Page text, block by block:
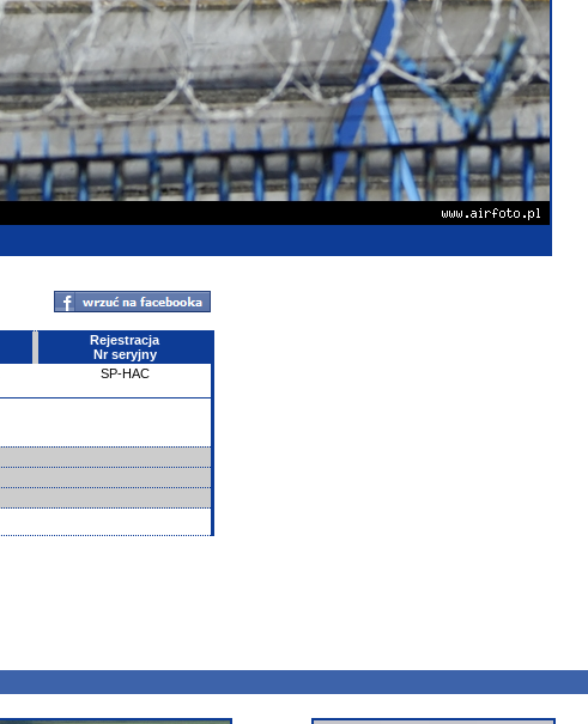
Rejestracja
Nr seryjny
SP-HAC